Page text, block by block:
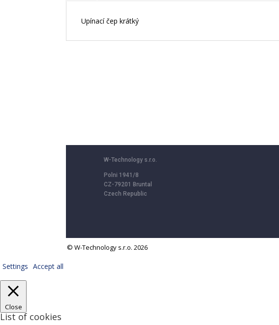
Upínací čep krátký
W-Technology s.r.o.
Polni 1941/8
CZ-79201 Bruntal
Czech Republic
© W-Technology s.r.o. 2026
Settings Accept all
Close
List of cookies